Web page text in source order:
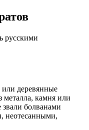
русскими
деревянные
металла, камня или
болванами
неотесанными,